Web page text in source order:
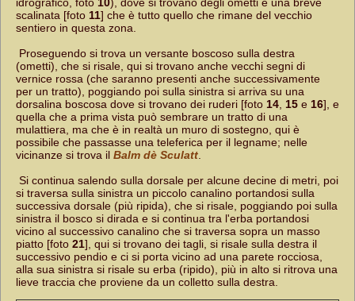
idrografico, foto 10), dove si trovano degli ometti e una breve
scalinata [foto 11] che è tutto quello che rimane del vecchio
sentiero in questa zona.
Proseguendo si trova un versante boscoso sulla destra
(ometti), che si risale, qui si trovano anche vecchi segni di
vernice rossa (che saranno presenti anche successivamente
per un tratto), poggiando poi sulla sinistra si arriva su una
dorsalina boscosa dove si trovano dei ruderi [foto 14, 15 e 16], e
quella che a prima vista può sembrare un tratto di una
mulattiera, ma che è in realtà un muro di sostegno, qui è
possibile che passasse una teleferica per il legname; nelle
vicinanze si trova il Balm dè Sculatt.
Si continua salendo sulla dorsale per alcune decine di metri, poi
si traversa sulla sinistra un piccolo canalino portandosi sulla
successiva dorsale (più ripida), che si risale, poggiando poi sulla
sinistra il bosco si dirada e si continua tra l'erba portandosi
vicino al successivo canalino che si traversa sopra un masso
piatto [foto 21], qui si trovano dei tagli, si risale sulla destra il
successivo pendio e ci si porta vicino ad una parete rocciosa,
alla sua sinistra si risale su erba (ripido), più in alto si ritrova una
lieve traccia che proviene da un colletto sulla destra.